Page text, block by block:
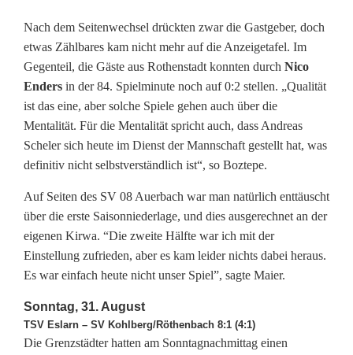
c
h
s
l
e
d
i
c
h
a
n
Nach dem Seitenwechsel drückten zwar die Gastgeber, doch
etwas Zählbares kam nicht mehr auf die Anzeigetafel. Im
Gegenteil, die Gäste aus Rothenstadt konnten durch Nico
Enders in der 84. Spielminute noch auf 0:2 stellen. „Qualität
ist das eine, aber solche Spiele gehen auch über die
Mentalität. Für die Mentalität spricht auch, dass Andreas
Scheler sich heute im Dienst der Mannschaft gestellt hat, was
definitiv nicht selbstverständlich ist“, so Boztepe.
Auf Seiten des SV 08 Auerbach war man natürlich enttäuscht
über die erste Saisonniederlage, und dies ausgerechnet an der
eigenen Kirwa. “Die zweite Hälfte war ich mit der
Einstellung zufrieden, aber es kam leider nichts dabei heraus.
Es war einfach heute nicht unser Spiel”, sagte Maier.
Sonntag, 31. August
TSV Eslarn – SV Kohlberg/Röthenbach 8:1 (4:1)
Die Grenzstädter hatten am Sonntagnachmittag einen